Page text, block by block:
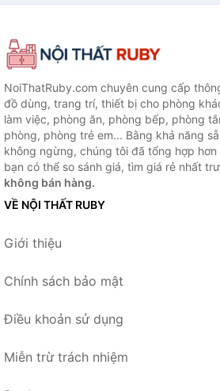
NoiThatRuby.com chuyên cung cấp
đồ dùng, trang trí, thiết bị cho phòng
làm việc, phòng ăn, phòng bếp, phòng
phòng, phòng trẻ em... Bằng khả năng
không ngừng, chúng tôi đã tổng hợp hơn
bạn có thể so sánh giá, tìm giá rẻ nhất
không bán hàng.
VỀ NỘI THẤT RUBY
Giới thiệu
Chính sách bảo mật
Điều khoản sử dụng
Miễn trừ trách nhiệm